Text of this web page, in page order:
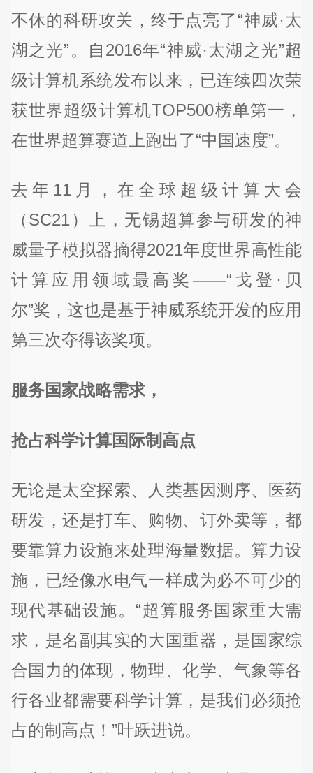
不休的科研攻关，终于点亮了“神威·太
湖之光”。自2016年“神威·太湖之光”超
级计算机系统发布以来，已连续四次荣
获世界超级计算机TOP500榜单第一，
在世界超算赛道上跑出了“中国速度”。
去年11月，在全球超级计算大会
（SC21）上，无锡超算参与研发的神
威量子模拟器摘得2021年度世界高性能
计算应用领域最高奖——“戈登·贝
尔”奖，这也是基于神威系统开发的应用
第三次夺得该奖项。
服务国家战略需求，
抢占科学计算国际制高点
无论是太空探索、人类基因测序、医药
研发，还是打车、购物、订外卖等，都
要靠算力设施来处理海量数据。算力设
施，已经像水电气一样成为必不可少的
现代基础设施。“超算服务国家重大需
求，是名副其实的大国重器，是国家综
合国力的体现，物理、化学、气象等各
行各业都需要科学计算，是我们必须抢
占的制高点！”叶跃进说。